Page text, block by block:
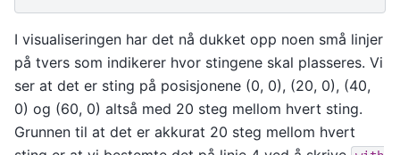
I visualiseringen har det nå dukket opp noen små linjer
på tvers som indikerer hvor stingene skal plasseres. Vi
ser at det er sting på posisjonene (0, 0), (20, 0), (40,
0) og (60, 0) altså med 20 steg mellom hvert sting.
Grunnen til at det er akkurat 20 steg mellom hvert